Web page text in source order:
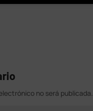
no será publicada.